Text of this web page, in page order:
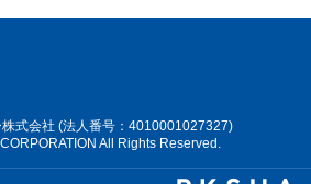
株式会社 (法人番号：4010001027327)
All Rights Reserved.